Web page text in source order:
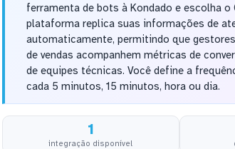
ferramenta de bots à Kondado e escolha
plataforma replica suas informações de
automaticamente, permitindo que
de vendas acompanhem métricas de
de equipes técnicas. Você define a
cada 5 minutos, 15 minutos, hora ou dia.
1
integração disponível